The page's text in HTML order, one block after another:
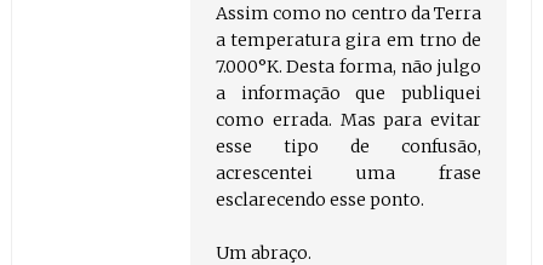
Assim como no centro da Terra
a temperatura gira em trno de
7.000°K. Desta forma, não julgo
a informação que publiquei
como errada. Mas para evitar
esse tipo de confusão,
acrescentei uma frase
esclarecendo esse ponto.
Um abraço.